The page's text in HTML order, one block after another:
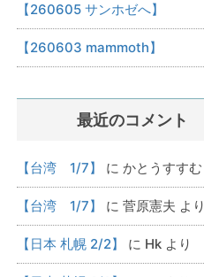
【260605 サンホゼへ】
【260603 mammoth】
最近のコメント
【台湾 1/7】 に かとうすすむ
【台湾 1/7】 に 菅原憲夫 より
【日本 札幌 2/2】 に Hkより